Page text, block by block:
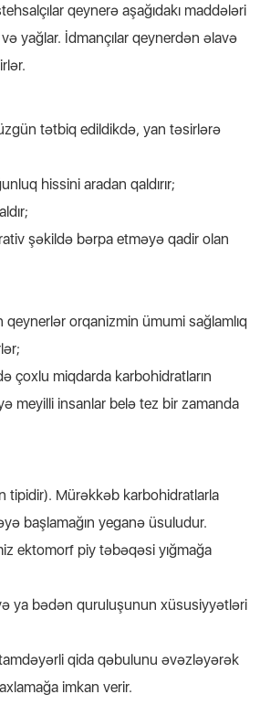
qeynerə aşağıdakı maddələri
yağlar. İdmançılar qeynerdən əlavə
tətbiq edildikdə, yan təsirlərə
hissini aradan qaldırır;
şəkildə bərpa etməyə qadir olan
orqanizmin ümumi sağlamlıq
miqdarda karbohidratların
meyilli insanlar belə tez bir zamanda
tipidir). Mürəkkəb karbohidratlarla
başlamağın yeganə üsuludur.
ektomorf piy təbəqəsi yığmağa
ya bədən quruluşunun xüsusiyyətləri
qida qəbulunu əvəzləyərək
imkan verir.